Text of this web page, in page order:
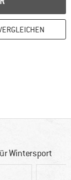
hier! Öffnet
Wintersport